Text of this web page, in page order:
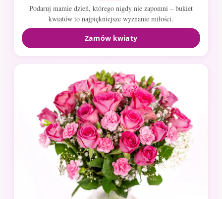
Podaruj mamie dzień, którego nigdy nie zapomni – bukiet
kwiatów to najpiękniejsze wyznanie miłości.
Zamów kwiaty